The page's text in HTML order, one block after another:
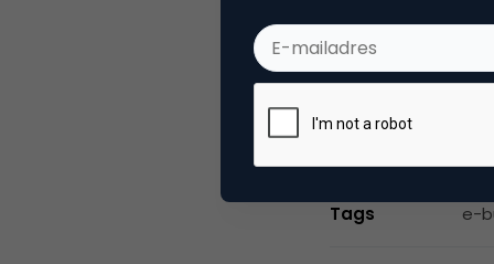
Market(2004).
Tags e-